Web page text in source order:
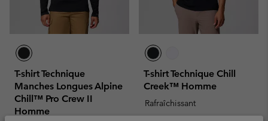
T-shirt Technique
Manches Longues Alpine
Chill™ Pro Crew II
Homme
T-shirt Technique Chill
Creek™ Homme
Rafraîchissant